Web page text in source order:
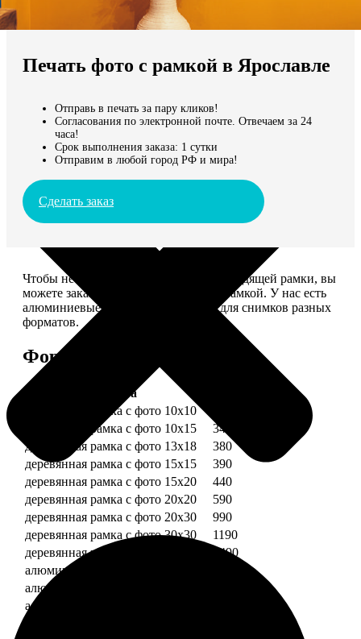
Мы доставляем по всему миру
Продолжить без города
Печать фото с рамкой в Ярославле
Отправь в печать за пару кликов!
Согласования по электронной почте. Отвечаем за 24
часа!
Срок выполнения заказа: 1 сутки
Отправим в любой город РФ и мира!
Сделать заказ
Чтобы не тратить время на поиск подходящей рамки, вы
можете заказать печать фото сразу с рамкой. У нас есть
алюминиевые и деревянные рамки для снимков разных
форматов.
Форматы и цены
Услуга
деревянная рамка с фото 10х10
деревянная рамка с фото 10х15
340
деревянная рамка с фото 13х18
380
деревянная рамка с фото 15х15
390
деревянная рамка с фото 15х20
440
деревянная рамка с фото 20х20
590
деревянная рамка с фото 20х30
990
деревянная рамка с фото 30х30
1190
деревянная рамка с фото 30х40
1490
алюминиевая рамка с фото 10х15
алюминиевая рамка с фото 20х30
алюминиевая рамка с фото 30х40